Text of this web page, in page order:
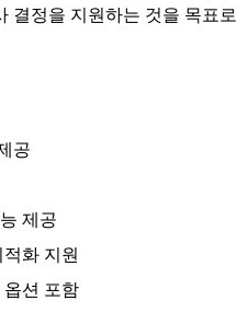
결정을 지원하는 것을 목표
공
제공
화 지원
옵션 포함